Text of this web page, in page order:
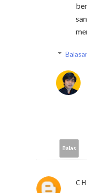
Balas